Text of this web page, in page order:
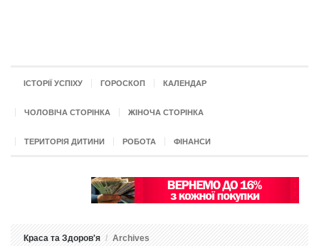
ІСТОРІЇ УСПІХУ ГОРОСКОП КАЛЕНДАР
ЧОЛОВІЧА СТОРІНКА ЖІНОЧА СТОРІНКА
ТЕРИТОРІЯ ДИТИНИ РОБОТА ФІНАНСИ
Краса та Здоров'я Archives